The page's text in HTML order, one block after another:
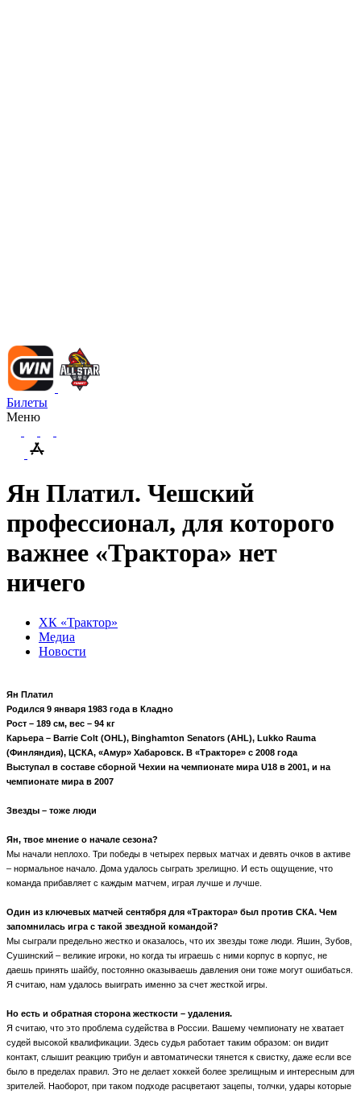
Билеты
Меню
Ян Платил. Чешский
профессионал, для которого
важнее «Трактора» нет
ничего
ХК «Трактор»
Медиа
Новости
Ян Платил
Родился 9 января 1983 года в Кладно
Рост – 189 см, вес – 94 кг
Карьера – Barrie Colt (OHL), Binghamton Senators (AHL), Lukko Rauma
(Финляндия), ЦСКА, «Амур» Хабаровск. В «Тракторе» с 2008 года
Выступал в составе сборной Чехии на чемпионате мира U18 в 2001, и на
чемпионате мира в 2007
Звезды – тоже люди
Ян, твое мнение о начале сезона?
Мы начали неплохо. Три победы в четырех первых матчах и девять очков в активе
– нормальное начало. Дома удалось сыграть зрелищно. И есть ощущение, что
команда прибавляет с каждым матчем, играя лучше и лучше.
Один из ключевых матчей сентября для «Трактора» был против СКА. Чем
запомнилась игра с такой звездной командой?
Мы сыграли предельно жестко и оказалось, что их звезды тоже люди. Яшин, Зубов,
Сушинский – великие игроки, но когда ты играешь с ними корпус в корпус, не
даешь принять шайбу, постоянно оказываешь давления они тоже могут ошибаться.
Я считаю, нам удалось выиграть именно за счет жесткой игры.
Но есть и обратная сторона жесткости – удаления.
Я считаю, что это проблема судейства в России. Вашему чемпионату не хватает
судей высокой квалификации. Здесь судья работает таким образом: он видит
контакт, слышит реакцию трибун и автоматически тянется к свистку, даже если все
было в пределах правил. Это не делает хоккей более зрелищным и интересным для
зрителей. Наоборот, при таком подходе расцветают зацепы, толчки, удары которые